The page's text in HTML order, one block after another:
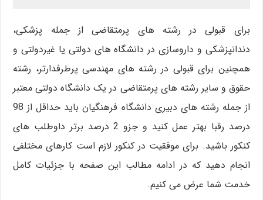
برای قبولی در رشته های پرمتقاضی از جمله پزشکی،
دندانپزشکی و داروسازی در دانشگاه های دولتی یا غیردولتی و
همچنین برای قبولی در رشته های مهندسی پرطرفدارتر، رشته
حقوق و سایر رشته های پرمتقاضی در یک دانشگاه دولتی معتبر
از جمله رشته های دبیری دانشگاه فرهنگیان باید حداقل از 98
درصد رقبا بهتر عمل کنید و جزو 2 درصد برتر داوطلب های
کنکور باشید. برای موفقیت در کنکور لازم است کارهای مختلفی
انجام دهید که در ادامه مطالب این صفحه با جزئیات کامل
خدمت شما عرض می کنیم.